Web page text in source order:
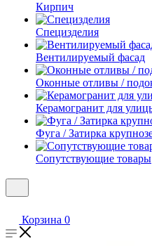
Кирпич
Специзделия
Вентилируемый фасад
Оконные отливы /
Керамогранит для
Фуга / Затирка
Сопутствующие товары
Корзина 0